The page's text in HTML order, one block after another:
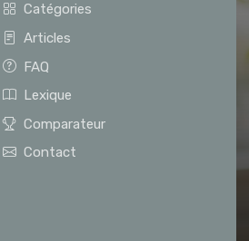
Catégories
Articles
FAQ
Lexique
Comparateur
Contact